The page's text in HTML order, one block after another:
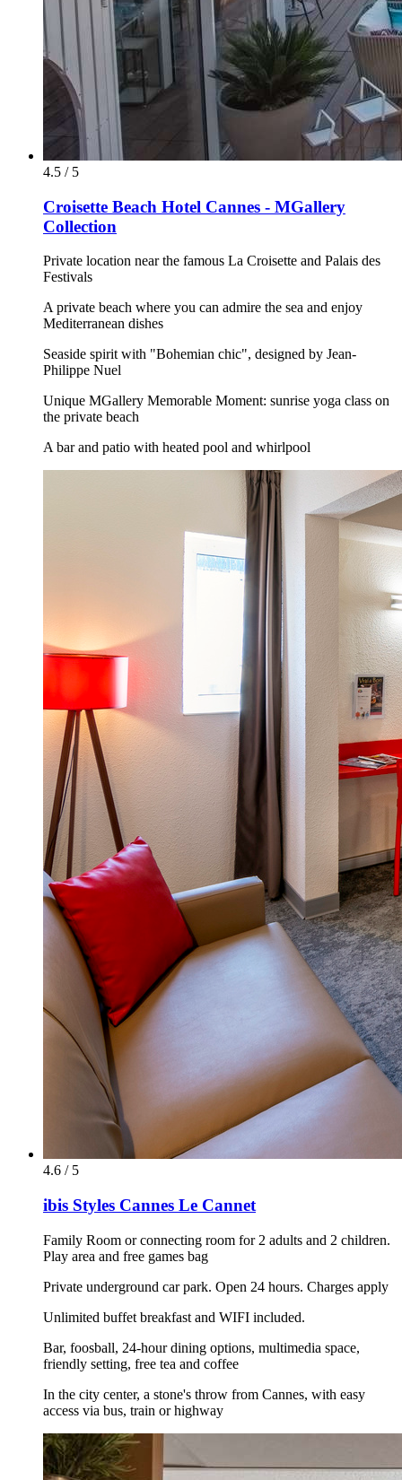
4.5 / 5
Croisette Beach Hotel Cannes - MGallery
Collection
Private location near the famous La Croisette and Palais des
Festivals
A private beach where you can admire the sea and enjoy
Mediterranean dishes
Seaside spirit with "Bohemian chic", designed by Jean-
Philippe Nuel
Unique MGallery Memorable Moment: sunrise yoga class on
the private beach
A bar and patio with heated pool and whirlpool
4.6 / 5
ibis Styles Cannes Le Cannet
Family Room or connecting room for 2 adults and 2 children.
Play area and free games bag
Private underground car park. Open 24 hours. Charges apply
Unlimited buffet breakfast and WIFI included.
Bar, foosball, 24-hour dining options, multimedia space,
friendly setting, free tea and coffee
In the city center, a stone's throw from Cannes, with easy
access via bus, train or highway